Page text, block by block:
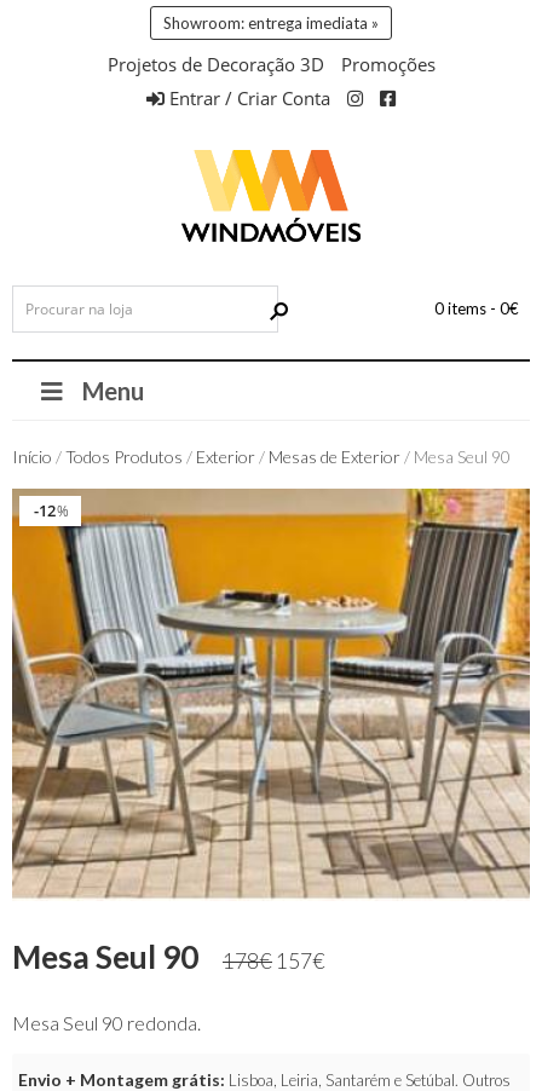
Showroom: entrega imediata »
Projetos de Decoração 3D
Promoções
Entrar / Criar Conta
0 items - 0€
Menu
Início /Todos Produtos / Exterior/ Mesas de Exterior/ Mesa Seul 90
%
12%
12
Mesa Seul 90 178€ 157€
Mesa Seul 90 redonda.
Envio + Montagem grátis: Lisboa, Leiria, Santarém e Setúbal. Outros